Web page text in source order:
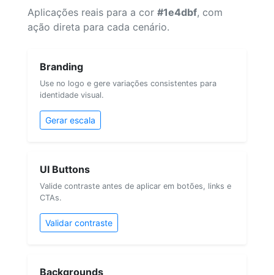
Aplicações reais para a cor #1e4dbf, com
ação direta para cada cenário.
Branding
Use no logo e gere variações consistentes para
identidade visual.
Gerar escala
UI Buttons
Valide contraste antes de aplicar em botões, links e
CTAs.
Validar contraste
Backgrounds